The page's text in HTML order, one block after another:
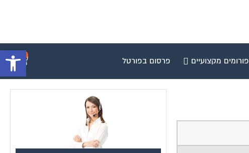
פתח פורומים מקצועיים פרסום בפורטל